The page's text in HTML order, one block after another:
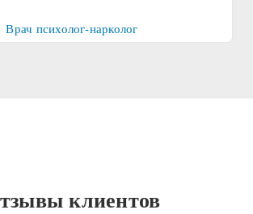
Врач психолог-нарколог
клиентов